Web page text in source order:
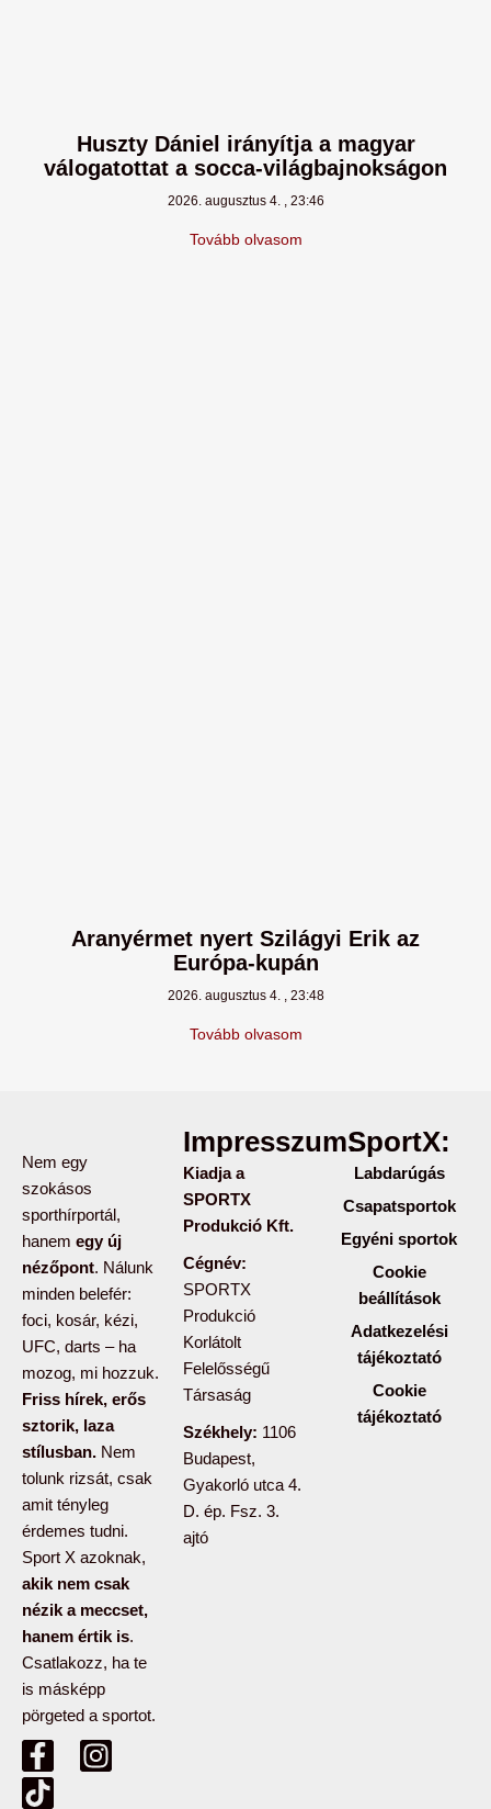
Huszty Dániel irányítja a magyar
válogatottat a socca-világbajnokságon
2026. augusztus 4. 23:46
Tovább olvasom
Aranyérmet nyert Szilágyi Erik az
Európa-kupán
2026. augusztus 4. 23:48
Tovább olvasom
Nem egy
szokásos
sporthírportál,
hanem egy új
nézőpont. Nálunk
minden belefér:
foci, kosár, kézi,
UFC, darts – ha
mozog, mi hozzuk.
Friss hírek, erős
sztorik, laza
stílusban. Nem
tolunk rizsát, csak
amit tényleg
érdemes tudni.
Sport X azoknak,
akik nem csak
nézik a meccset,
hanem értik is.
Csatlakozz, ha te
is másképp
pörgeted a sportot.
F
a
c
I
n
T
i
k
Impresszum:
Kiadja a
SPORTX
Produkció Kft.
Cégnév:
SPORTX
Produkció
Korlátolt
Felelősségű
Társaság
Székhely: 1106
Budapest,
Gyakorló utca 4.
D. ép. Fsz. 3.
ajtó
SportX:
Labdarúgás
Csapatsportok
Egyéni sportok
Cookie
beállítások
Adatkezelési
tájékoztató
Cookie
tájékoztató